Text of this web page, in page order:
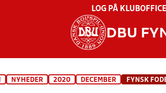
LOG PÅ KLUBOFFICE
DBU
NYHEDER 2020 DECEMBER